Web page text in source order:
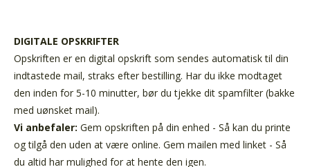
DIGITALE OPSKRIFTER
Opskriften er en digital opskrift som sendes automatisk til din
indtastede mail, straks efter bestilling. Har du ikke modtaget
den inden for 5-10 minutter, bør du tjekke dit spamfilter (bakke
med uønsket mail).
Vi anbefaler: Gem opskriften på din enhed - Så kan du printe
og tilgå den uden at være online. Gem mailen med linket - Så
du altid har mulighed for at hente den igen.